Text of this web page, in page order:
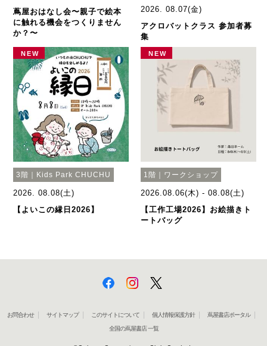
蔦屋おはなし会〜親子で絵本
に触れる機会をつくりません
か？〜
2026. 08.07(金)
アクロバットクラス 参加者募
集
NEW
3階｜Kids Park CHUCHU
2026. 08.08(土)
【よいこの縁日2026】
NEW
1階｜ワークショップ
2026.08.06(木) - 08.08(土)
【工作工場2026】お絵描きト
ートバッグ
お問合わせ サイトマップ このサイトについて 個人情報保護方針 蔦屋書店ポータル
全国の蔦屋書店 一覧